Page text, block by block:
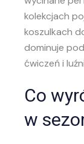
kolekcjach
koszulkach
dominuje
ćwiczeń i
Co
w